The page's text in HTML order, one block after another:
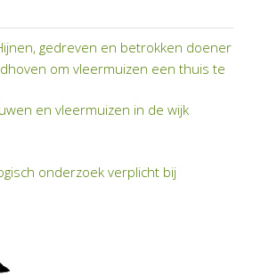
gedreven en betrokken doener
om vleermuizen een thuis te
en vleermuizen in de wijk
on­der­zoek verplicht bij